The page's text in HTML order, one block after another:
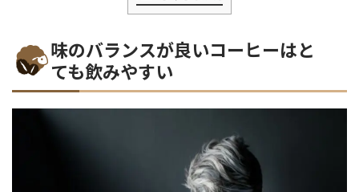
味のバランスが良いコーヒーはと
ても飲みやすい